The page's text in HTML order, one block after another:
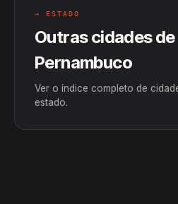
→ ESTADO
Outras cidades de
Pernambuco
Ver o índice completo de
estado.